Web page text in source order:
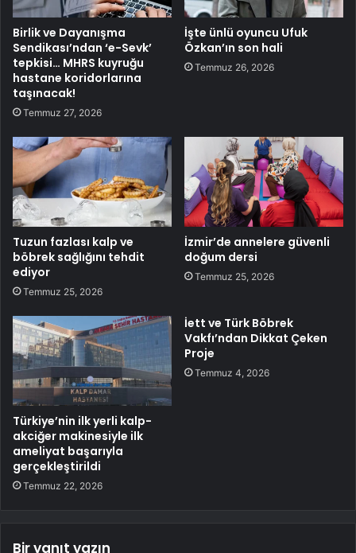
Birlik ve Dayanışma
Sendikası’ndan ‘e-Sevk’
tepkisi… MHRS kuyruğu
hastane koridorlarına
taşınacak!
Temmuz 27, 2026
İşte ünlü oyuncu Ufuk
Özkan’ın son hali
Temmuz 26, 2026
Tuzun fazlası kalp ve
böbrek sağlığını tehdit
ediyor
Temmuz 25, 2026
İzmir’de annelere güvenli
doğum dersi
Temmuz 25, 2026
Türkiye’nin ilk yerli kalp-
akciğer makinesiyle ilk
ameliyat başarıyla
gerçekleştirildi
Temmuz 22, 2026
İett ve Türk Böbrek
Vakfı’ndan Dikkat Çeken
Proje
Temmuz 4, 2026
Bir yanıt yazın